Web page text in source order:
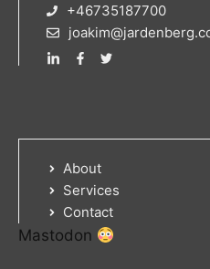
+46735187700
About
Services
Contact
Mastodon